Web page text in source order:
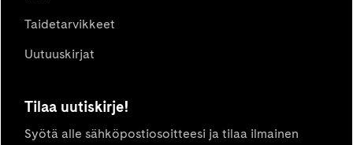
Taidetarvikkeet
Uutuuskirjat
Tilaa uutiskirje!
Syötä alle sähköpostiosoitteesi ja tilaa ilmainen